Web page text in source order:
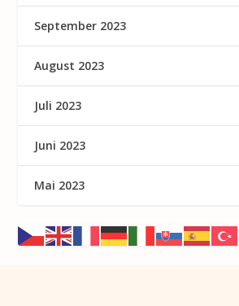
September 2023
August 2023
Juli 2023
Juni 2023
Mai 2023